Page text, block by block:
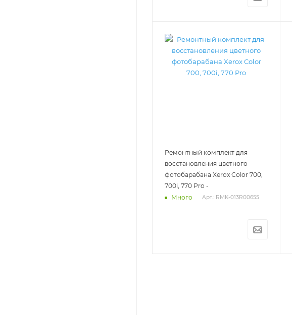
Ремонтный комплект для
восстановления цветного
фотобарабана Xerox Color 700,
700i, 770 Pro -
Много
Арт.: RMK-013R00655